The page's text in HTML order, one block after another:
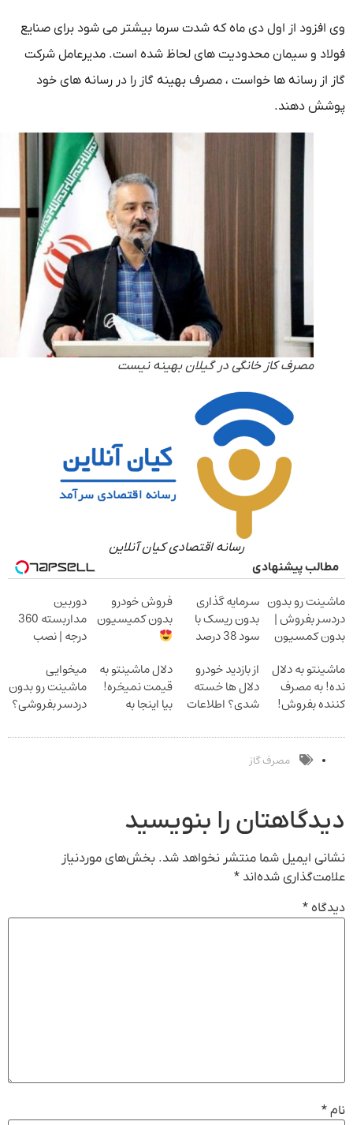
از اول دی ماه که شدت سرما بیشتر می شود برای صنایع
و سیمان محدودیت های لحاظ شده است. مدیرعامل شرکت
از رسانه ها خواست ، مصرف بهینه گاز را در رسانه های خود
دهند.
مصرف کاز خانگی در گیلان بهینه نیست
رسانه اقتصادی کیان آنلاین
پیشنهادی
رو بدون
بفروش |
کمسیون
سرمایه گذاری
بدون ریسک با
سود 38 درصد
فروش خودرو
بدون کمیسیون
دوربین
مداربسته 360
درجه | نصب
به دلال
به مصرف
بفروش!
از بازدید خودرو
دلال ها خسته
شدی؟ اطلاعات
ثبت کن
دلال ماشینتو به
قیمت نمیخره!
بیا اینجا به
بفروش*فقط
میخوایی
ماشینت رو بدون
دردسر بفروشی؟
مصرف گاز
را بنویسید
ایمیل شما منتشر نخواهد شد. بخش‌های موردنیاز
شده‌اند*
*